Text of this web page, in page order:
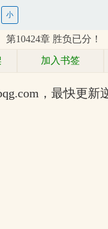
小
第10424章 胜负已分！
加入书签
，最快更新